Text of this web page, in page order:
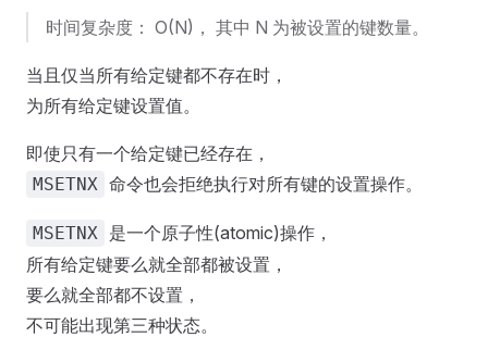
时间复杂度： O(N)， 其中 N 为被设置的键数量。
当且仅当所有给定键都不存在时，
为所有给定键设置值。
即使只有一个给定键已经存在，
MSETNX 命令也会拒绝执行对所有键的设置操作。
MSETNX 是一个原子性(atomic)操作，
所有给定键要么就全部都被设置，
要么就全部都不设置，
不可能出现第三种状态。